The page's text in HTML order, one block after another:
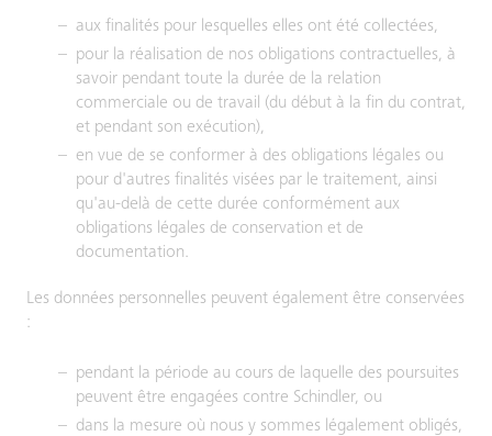
aux finalités pour lesquelles elles ont été collectées,
pour la réalisation de nos obligations contractuelles, à
savoir pendant toute la durée de la relation
commerciale ou de travail (du début à la fin du contrat,
et pendant son exécution),
en vue de se conformer à des obligations légales ou
pour d'autres finalités visées par le traitement, ainsi
qu'au-delà de cette durée conformément aux
obligations légales de conservation et de
documentation.
Les données personnelles peuvent également être conservées
:
pendant la période au cours de laquelle des poursuites
peuvent être engagées contre Schindler, ou
dans la mesure où nous y sommes légalement obligés,